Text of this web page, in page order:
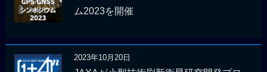
ム2023を開催
2023年10月20日